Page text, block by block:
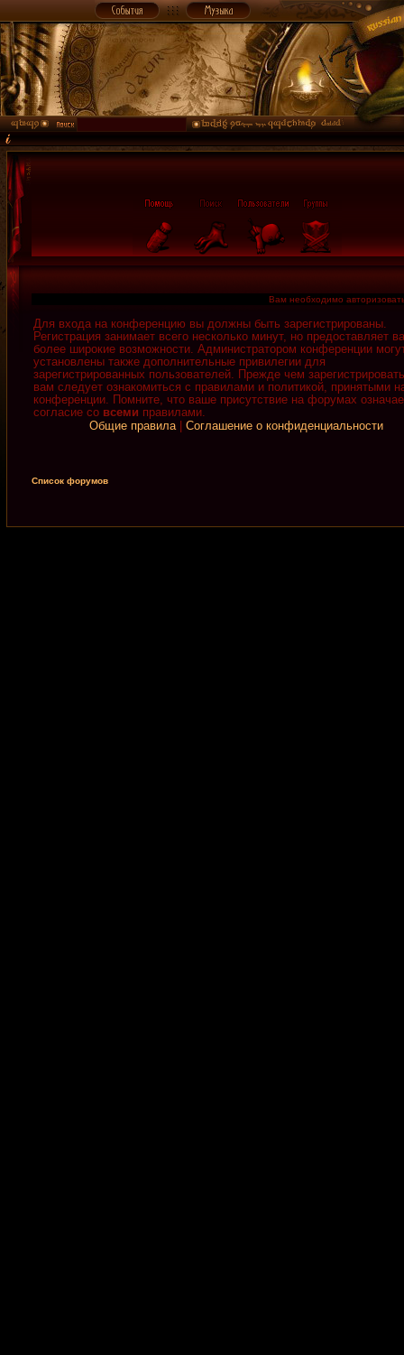
Вам необходимо
Для входа на конференцию вы должны быть зарегистрированы.
Регистрация занимает всего несколько минут, но предоставляет
более широкие возможности. Администратором конференции
установлены также дополнительные привилегии для
зарегистрированных пользователей. Прежде чем
вам следует ознакомиться с правилами и политикой, принятыми
конференции. Помните, что ваше присутствие на форумах
согласие со всеми правилами.
Общие правила| Соглашение о конфиденциальности
Список форумов